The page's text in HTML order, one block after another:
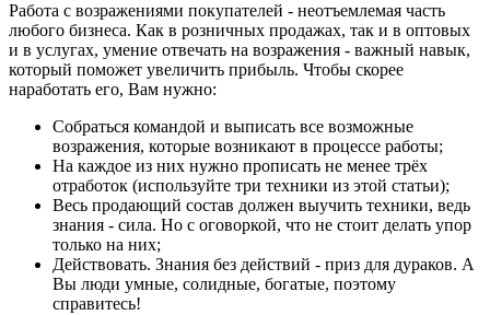
Работа с возражениями покупателей - неотъемлемая часть
любого бизнеса. Как в розничных продажах, так и в оптовых
и в услугах, умение отвечать на возражения - важный навык,
который поможет увеличить прибыль. Чтобы скорее
наработать его, Вам нужно:
Собраться командой и выписать все возможные
возражения, которые возникают в процессе работы;
На каждое из них нужно прописать не менее трёх
отработок (используйте три техники из этой статьи);
Весь продающий состав должен выучить техники, ведь
знания - сила. Но с оговоркой, что не стоит делать упор
только на них;
Действовать. Знания без действий - приз для дураков. А
Вы люди умные, солидные, богатые, поэтому
справитесь!